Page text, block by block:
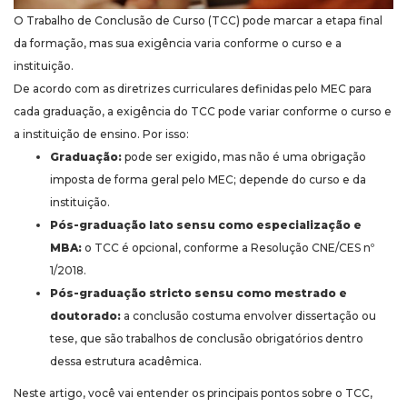
O Trabalho de Conclusão de Curso (TCC) pode marcar a etapa final
da formação, mas sua exigência varia conforme o curso e a
instituição.
De acordo com as diretrizes curriculares definidas pelo MEC para
cada graduação, a exigência do TCC pode variar conforme o curso e
a instituição de ensino. Por isso:
Graduação: pode ser exigido, mas não é uma obrigação
imposta de forma geral pelo MEC; depende do curso e da
instituição.
Pós-graduação lato sensu como especialização e
MBA: o TCC é opcional, conforme a Resolução CNE/CES nº
1/2018.
Pós-graduação stricto sensu como mestrado e
doutorado: a conclusão costuma envolver dissertação ou
tese, que são trabalhos de conclusão obrigatórios dentro
dessa estrutura acadêmica.
Neste artigo, você vai entender os principais pontos sobre o TCC,